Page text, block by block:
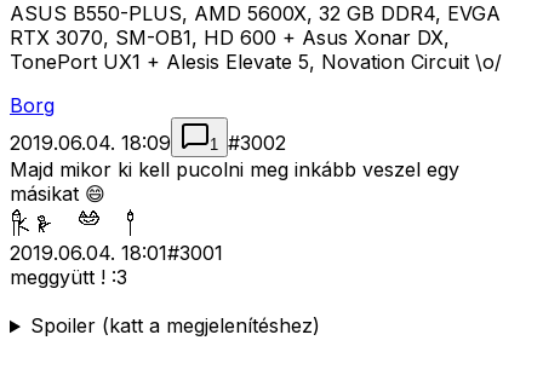
ASUS B550-PLUS, AMD 5600X, 32 GB DDR4, EVGA
RTX 3070, SM-OB1, HD 600 + Asus Xonar DX,
TonePort UX1 + Alesis Elevate 5, Novation Circuit \o/
Borg
2019.06.04. 18:09
1 #3002
Majd mikor ki kell pucolni meg inkább veszel egy
másikat 😄
2019.06.04. 18:01#3001
meggyütt ! :3
Spoiler (katt a megjelenítéshez)